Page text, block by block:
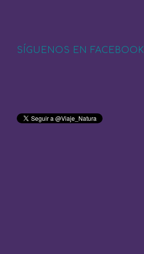
SÍGUENOS EN FACEBOOK